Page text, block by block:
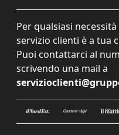
Per qualsiasi
servizio clienti è a tua
Puoi contattarci al
scrivendo una mail a